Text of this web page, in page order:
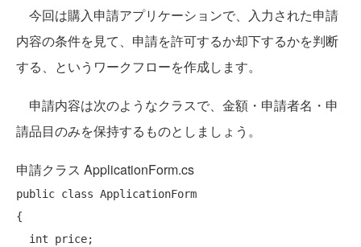
今回は購入申請アプリケーションで、入力された申請
内容の条件を見て、申請を許可するか却下するかを判断
する、というワークフローを作成します。
申請内容は次のようなクラスで、金額・申請者名・申
請品目のみを保持するものとしましょう。
申請クラス ApplicationForm.cs
public class ApplicationForm
{
int price;